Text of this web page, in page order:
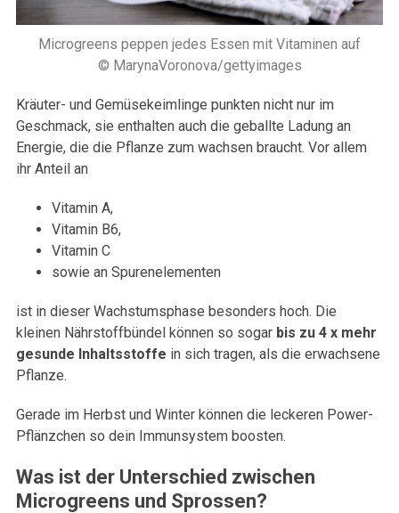
Microgreens peppen jedes Essen mit Vitaminen auf
© MarynaVoronova/gettyimages
Kräuter- und Gemüsekeimlinge punkten nicht nur im
Geschmack, sie enthalten auch die geballte Ladung an
Energie, die die Pflanze zum wachsen braucht. Vor allem
ihr Anteil an
Vitamin A,
Vitamin B6,
Vitamin C
sowie an Spurenelementen
ist in dieser Wachstumsphase besonders hoch. Die
kleinen Nährstoffbündel können so sogar bis zu 4 x mehr
gesunde Inhaltsstoffe in sich tragen, als die erwachsene
Pflanze.
Gerade im Herbst und Winter können die leckeren Power-
Pflänzchen so dein Immunsystem boosten.
Was ist der Unterschied zwischen
Microgreens und Sprossen?